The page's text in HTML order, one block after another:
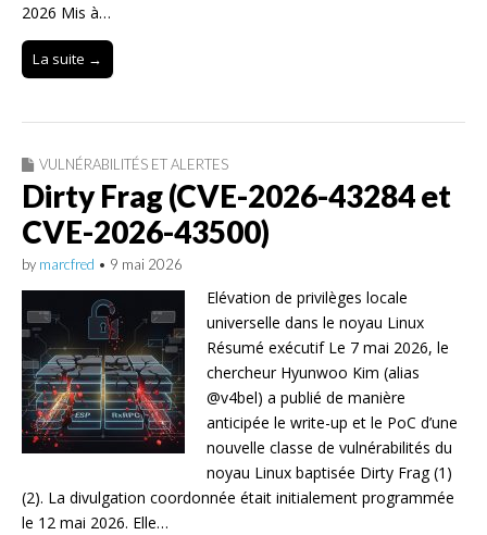
2026 Mis à…
La suite →
VULNÉRABILITÉS ET ALERTES
Dirty Frag (CVE-2026-43284 et
CVE-2026-43500)
by marcfred • 9 mai 2026
Elévation de privilèges locale
universelle dans le noyau Linux
Résumé exécutif Le 7 mai 2026, le
chercheur Hyunwoo Kim (alias
@v4bel) a publié de manière
anticipée le write-up et le PoC d’une
nouvelle classe de vulnérabilités du
noyau Linux baptisée Dirty Frag (1)
(2). La divulgation coordonnée était initialement programmée
le 12 mai 2026. Elle…